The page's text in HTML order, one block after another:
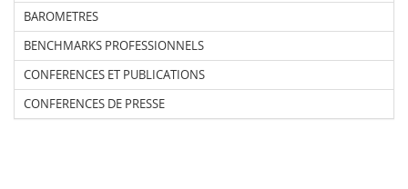
BAROMETRES
BENCHMARKS PROFESSIONNELS
CONFERENCES ET PUBLICATIONS
CONFERENCES DE PRESSE